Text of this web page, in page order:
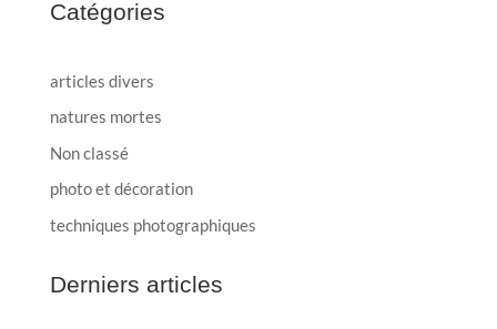
Catégories
articles divers
natures mortes
Non classé
photo et décoration
techniques photographiques
Derniers articles